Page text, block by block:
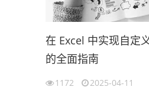
在 Excel 中实现自定
的全面指南
1172 2025-04-11